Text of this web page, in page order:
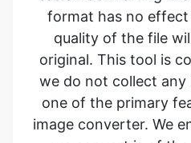
we do not collect any
one of the primary
image converter. We
we convert is of the